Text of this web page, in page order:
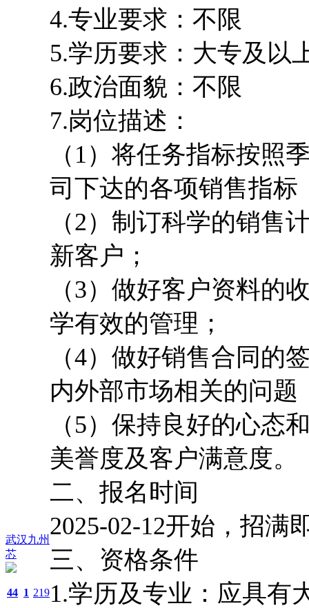
武汉九州
芯
44 1 219
4.专业要求：不限
5.学历要求：大专及以
6.政治面貌：不限
7.岗位描述：
（ 1） 将任务指标按照
司下达的各项销售指标
（2） 制订科学的销售
新客户；
（3） 做好客户资料的
学有效的管理；
（4） 做好销售合同的
内外部市场相关的问题
（5）保持良好的心态
美誉度及客户满意度。
二、报名时间
2025-02-12开始，招满
三、资格条件
1.学历及专业：应具有